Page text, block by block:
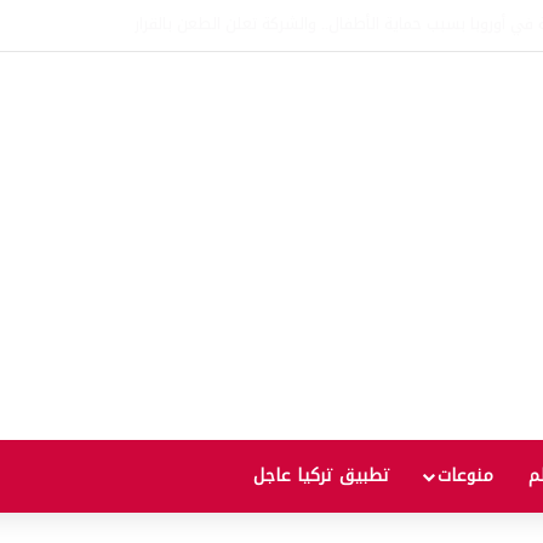
منوعات تطبيق تركيا عاجل